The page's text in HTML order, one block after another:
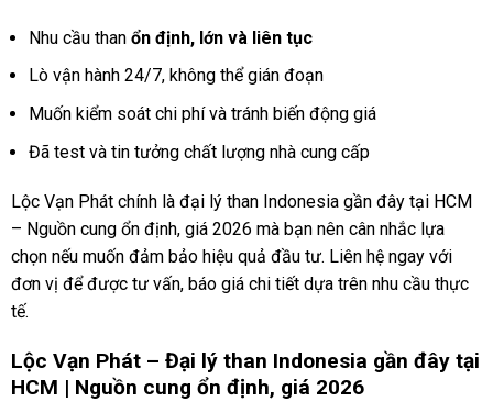
Nhu cầu than ổn định, lớn và liên tục
Lò vận hành 24/7, không thể gián đoạn
Muốn kiểm soát chi phí và tránh biến động giá
Đã test và tin tưởng chất lượng nhà cung cấp
Lộc Vạn Phát chính là đại lý than Indonesia gần đây tại HCM
– Nguồn cung ổn định, giá 2026 mà bạn nên cân nhắc lựa
chọn nếu muốn đảm bảo hiệu quả đầu tư. Liên hệ ngay với
đơn vị để được tư vấn, báo giá chi tiết dựa trên nhu cầu thực
tế.
Lộc Vạn Phát – Đại lý than Indonesia gần đây tại
HCM | Nguồn cung ổn định, giá 2026